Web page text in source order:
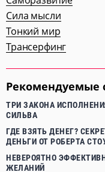
Сила мысли
Тонкий мир
Трансерфинг
Рекомендуемые
ТРИ ЗАКОНА
СИЛЬВА
ГДЕ ВЗЯТЬ ДЕНЕГ?
ДЕНЬГИ ОТ РОБЕРТА
НЕВЕРОЯТНО
ЖЕЛАНИЙ